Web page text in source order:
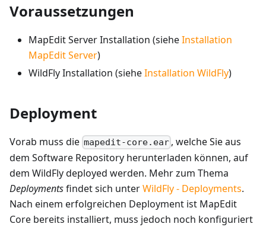
Voraussetzungen
MapEdit Server Installation (sieheInstallation
MapEdit Server)
WildFly Installation (sieheInstallation WildFly)
Deployment
Vorab muss die mapedit-core.ear , welche Sie aus
dem Software Repository herunterladen können, auf
dem WildFly deployed werden. Mehr zum Thema
Deploymentsfindet sich unterWildFly - Deployments.
Nach einem erfolgreichen Deployment ist MapEdit
Core bereits installiert, muss jedoch noch konfiguriert